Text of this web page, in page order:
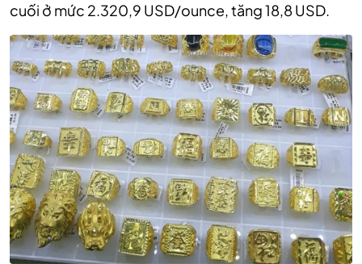
cuối ở mức 2.320,9 USD/ounce, tăng 18,8 USD.